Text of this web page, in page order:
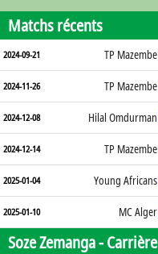
Matchs récents
2024-09-21 TP Mazembe
2024-11-26 TP Mazembe
2024-12-08 Hilal Omdurman
2024-12-14 TP Mazembe
2025-01-04 Young Africans
2025-01-10 MC Alger
Soze Zemanga -Carrière